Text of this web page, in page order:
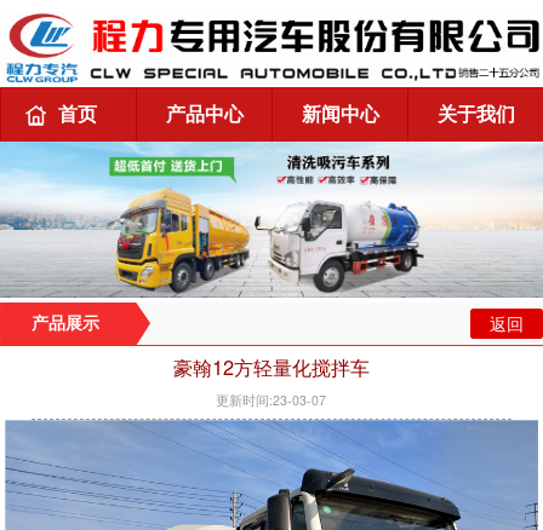
首页 产品中心 新闻中心 关于我们
产品展示 返回
豪翰12方轻量化搅拌车
更新时间:23-03-07